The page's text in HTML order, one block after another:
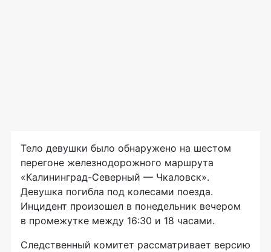
Тело девушки было обнаружено на шестом
перегоне железнодорожного маршрута
«Калининград-Северный — Чкаловск».
Девушка погибла под колесами поезда.
Инцидент произошел в понедельник вечером
в промежутке между 16:30 и 18 часами.
Следственный комитет рассматривает версию